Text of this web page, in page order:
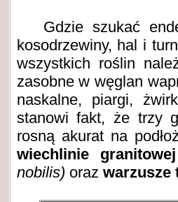
Gdzie szukać
kosodrzewiny, hal i
wszystkich roślin
zasobne w węglan
naskalne, piargi,
stanowi fakt, że trzy
rosną akurat na
wiechlinie granitowej
nobilis) oraz